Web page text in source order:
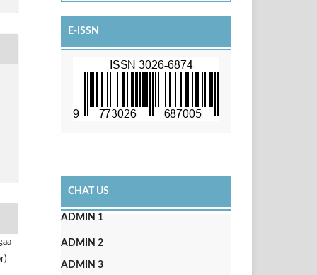
E-ISSN
CHAT US
ADMIN 1
ADMIN 2
ADMIN 3